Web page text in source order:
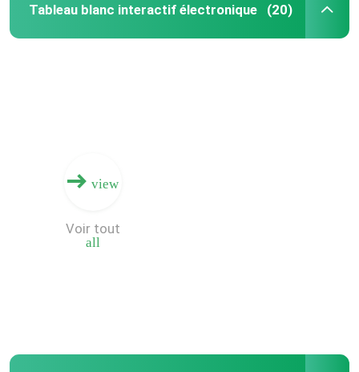
Des produits
Tableau blanc interactif électronique (20)
view
all
Voir tout